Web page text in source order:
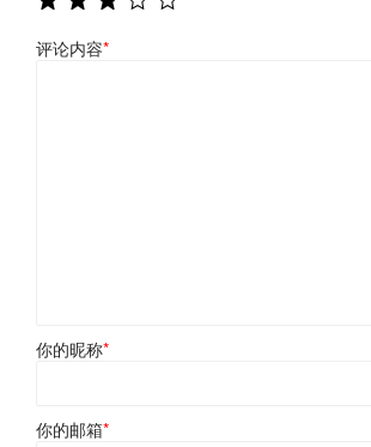
评论内容*
你的昵称*
你的邮箱*